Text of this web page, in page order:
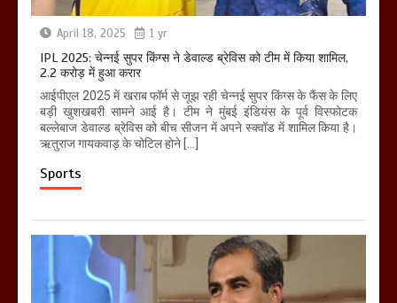
April 18, 2025 1 yr
IPL 2025: चेन्नई सुपर किंग्स ने डेवाल्ड ब्रेविस को टीम में किया शामिल,
2.2 करोड़ में हुआ करार
आईपीएल 2025 में खराब फॉर्म से जूझ रही चेन्नई सुपर किंग्स के फैंस के लिए
बड़ी खुशखबरी सामने आई है। टीम ने मुंबई इंडियंस के पूर्व विस्फोटक
बल्लेबाज डेवाल्ड ब्रेविस को बीच सीजन में अपने स्क्वॉड में शामिल किया है।
ऋतुराज गायकवाड़ के चोटिल होने […]
Sports